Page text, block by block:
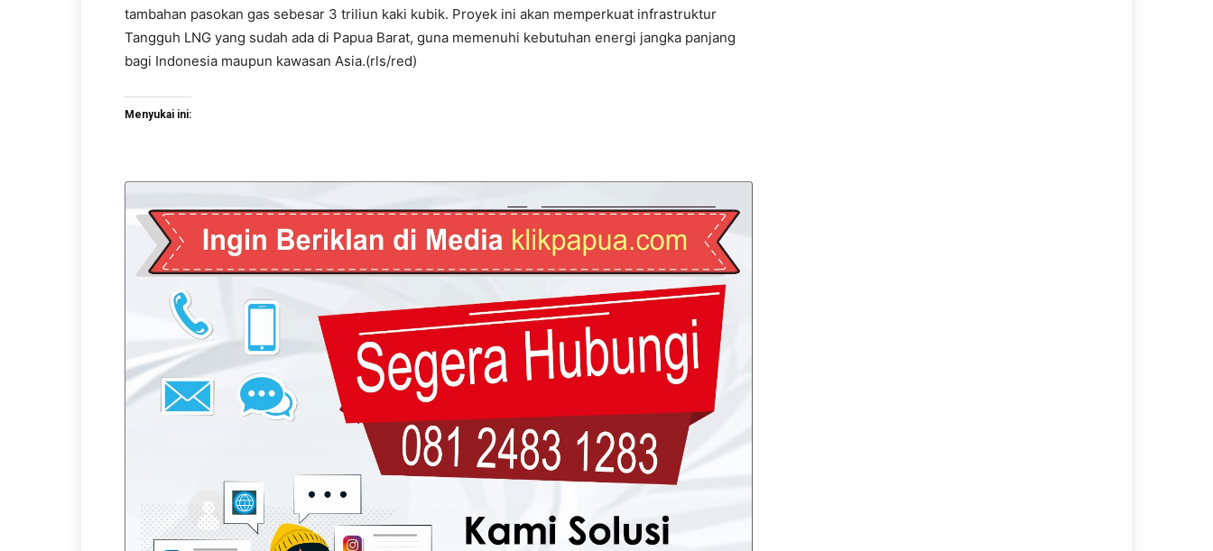
tambahan pasokan gas sebesar 3 triliun kaki kubik. Proyek ini akan memperkuat infrastruktur
Tangguh LNG yang sudah ada di Papua Barat, guna memenuhi kebutuhan energi jangka panjang
bagi Indonesia maupun kawasan Asia.(rls/red)
Menyukai ini: